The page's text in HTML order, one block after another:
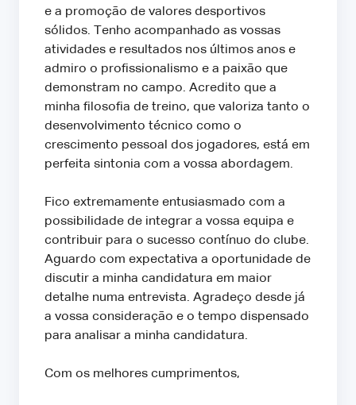
e a promoção de valores desportivos
sólidos. Tenho acompanhado as vossas
atividades e resultados nos últimos anos e
admiro o profissionalismo e a paixão que
demonstram no campo. Acredito que a
minha filosofia de treino, que valoriza tanto o
desenvolvimento técnico como o
crescimento pessoal dos jogadores, está em
perfeita sintonia com a vossa abordagem.
Fico extremamente entusiasmado com a
possibilidade de integrar a vossa equipa e
contribuir para o sucesso contínuo do clube.
Aguardo com expectativa a oportunidade de
discutir a minha candidatura em maior
detalhe numa entrevista. Agradeço desde já
a vossa consideração e o tempo dispensado
para analisar a minha candidatura.
Com os melhores cumprimentos,